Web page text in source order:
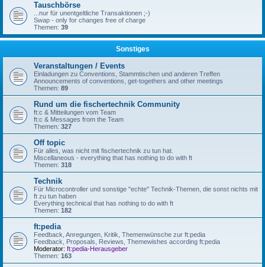
Tauschbörse
...nur für unentgeltliche Transaktionen ;-)
Swap - only for changes free of charge
Themen: 39
Sonstiges
Veranstaltungen / Events
Einladungen zu Conventions, Stammtischen und anderen Treffen
Announcements of conventions, get-togethers and other meetings
Themen: 89
Rund um die fischertechnik Community
ft:c & Mitteilungen vom Team
ft:c & Messages from the Team
Themen: 327
Off topic
Für alles, was nicht mit fischertechnik zu tun hat.
Miscellaneous - everything that has nothing to do with ft
Themen: 318
Technik
Für Microcontroller und sonstige "echte" Technik-Themen, die sonst nichts mit
ft zu tun haben
Everything technical that has nothing to do with ft
Themen: 182
ft:pedia
Feedback, Anregungen, Kritik, Themenwünsche zur ft:pedia
Feedback, Proposals, Reviews, Themewishes according ft:pedia
Moderator: ft:pedia-Herausgeber
Themen: 163